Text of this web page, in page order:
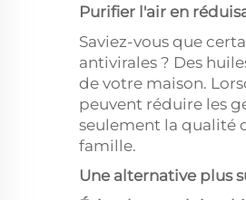
Purifier l'air en
Saviez-vous que
antivirales ? Des
de votre maison.
peuvent réduire les
seulement la qualité
famille.
Une alternative plus